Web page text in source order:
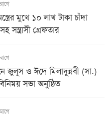
মুখে ১০ লাখ টাকা চাঁদা
সন্ত্রাসী গ্রেফতার
জুলুস ও ঈদে মিলাদুন্নবী (সা.)
সভা অনুষ্ঠিত